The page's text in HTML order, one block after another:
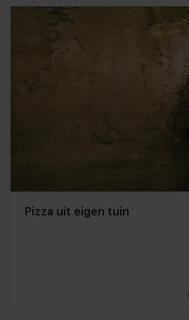
Pizza uit eigen tuin